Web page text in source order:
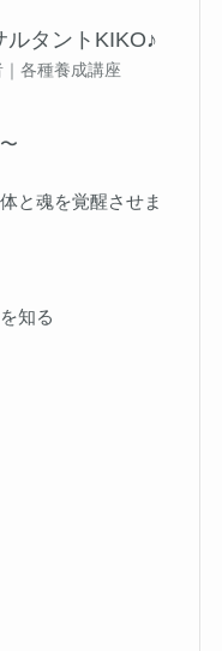
ルタントKIKO♪
各種養成講座
と魂を覚醒させま
知る